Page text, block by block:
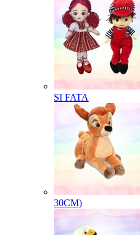
SI FATA
30CM)